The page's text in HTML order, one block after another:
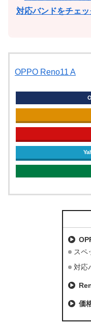
対応バンドをチェッ
OPPO Reno11 A
スペ
対応
価